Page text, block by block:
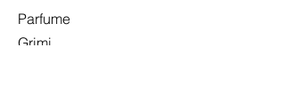
Parfume
Grimi